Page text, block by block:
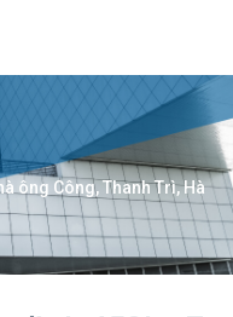
ông Công, Thanh Trì, Hà